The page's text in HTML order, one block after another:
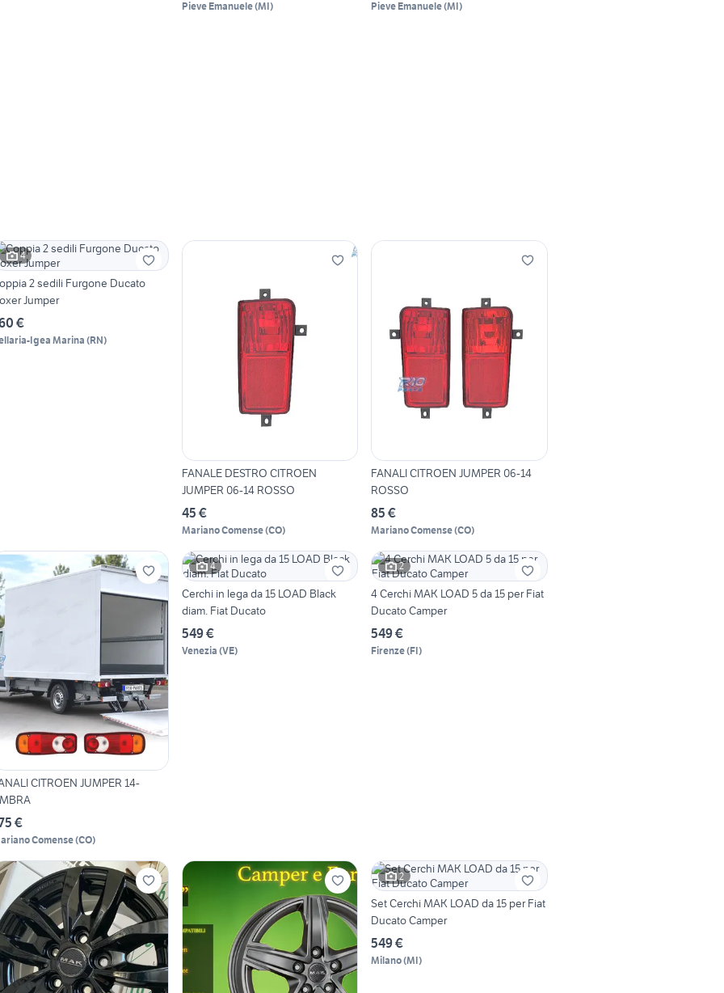
Pieve Emanuele(MI) Pieve Emanuele(MI)
4
2 sedili Furgone Ducato
Jumper
€
Igea Marina (RN)
FANALE DESTRO CITROEN
JUMPER 06-14 ROSSO
45 €
Mariano Comense(CO)
FANALI CITROEN JUMPER 06-14
ROSSO
85 €
Mariano Comense(CO)
CITROEN JUMPER 14-
€
Comense(CO)
4
Cerchi in lega da 15 LOAD Black
diam. Fiat Ducato
549 €
Venezia (VE)
2
4 Cerchi MAK LOAD 5 da 15 per Fiat
Ducato Camper
549 €
Firenze(FI)
2
Set Cerchi MAK LOAD da 15 per Fiat
Ducato Camper
549 €
Milano(MI)